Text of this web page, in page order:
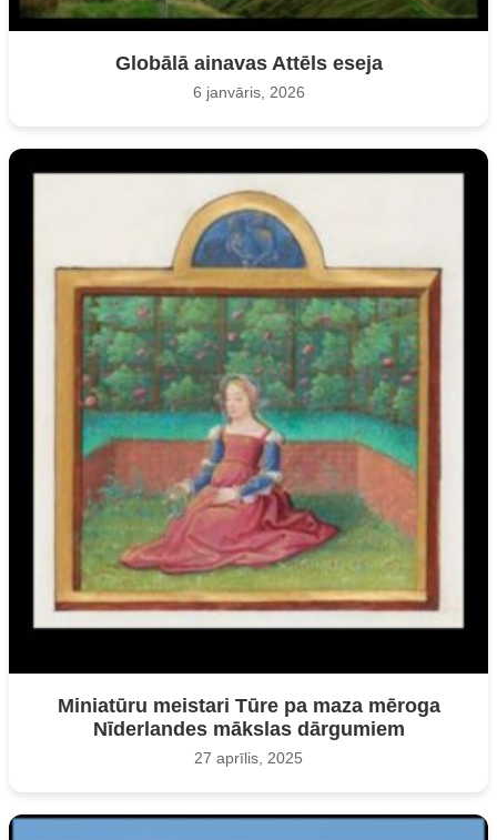
Globālā ainavas Attēls eseja
6 janvāris, 2026
Miniatūru meistari Tūre pa maza mēroga
Nīderlandes mākslas dārgumiem
27 aprīlis, 2025